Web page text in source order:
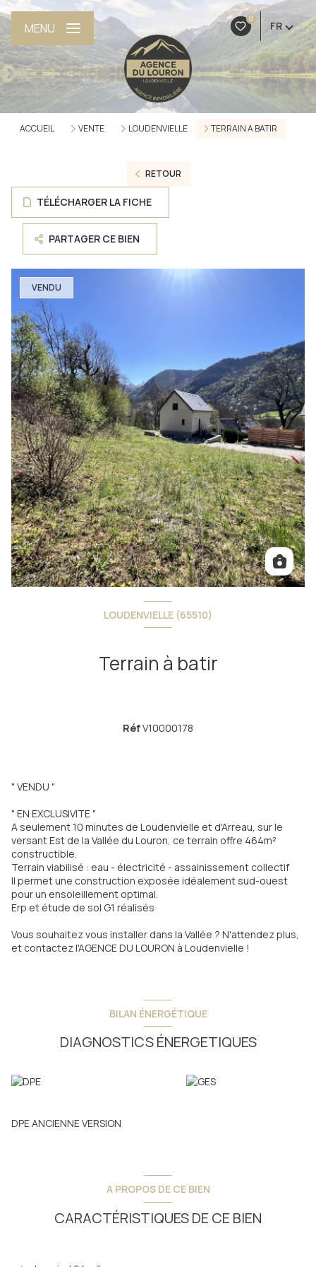
0
FR
MENU
ACCUEIL VENTE LOUDENVIELLE TERRAIN A BATIR
RETOUR
TÉLÉCHARGER LA FICHE
PARTAGER CE BIEN
VENDU
LOUDENVIELLE (65510)
Terrain à batir
RéfV10000178
" VENDU "
" EN EXCLUSIVITE "
A seulement 10 minutes de Loudenvielle et d'Arreau, sur le
versant Est de la Vallée du Louron, ce terrain offre 464m²
constructible.
Terrain viabilisé : eau - électricité - assainissement collectif
Il permet une construction exposée idéalement sud-ouest
pour un ensoleillement optimal.
Erp et étude de sol G1 réalisés
Vous souhaitez vous installer dans la Vallée ? N'attendez plus,
et contactez l'AGENCE DU LOURON à Loudenvielle !
BILAN ÉNERGÉTIQUE
DIAGNOSTICS ÉNERGETIQUES
DPE ANCIENNE VERSION
A PROPOS DE CE BIEN
CARACTÉRISTIQUES DE CE BIEN